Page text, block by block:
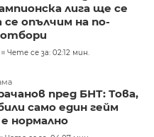
лига ще се
опълчим на по-
Чете се за: 02:12 мин.
пред БНТ: Това,
само един гейм
нормално